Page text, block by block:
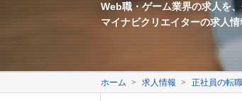
Web職・ゲーム業界の求人を
マイナビクリエイターの求人
ホーム 求人情報 正社員の転
ゲーム系
ゲームプロデューサー ゲーム
ゲームプログラマー ゲーム
退職金
中国語を活かす 韓国語
会社に関するキーワード